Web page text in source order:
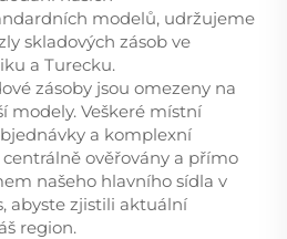
modelů, udržujeme
skladových zásob ve
a Turecku.
zásoby jsou omezeny na
modely. Veškeré místní
a komplexní
ověřovány a přímo
našeho hlavního sídla v
abyste zjistili aktuální
region.